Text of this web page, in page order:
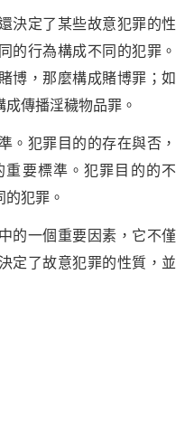
決定了某些故意犯罪的性
的行為構成不同的犯罪。
博，那麼構成賭博罪；如
傳播淫穢物品罪。
。犯罪目的的存在與否，
要標準。犯罪目的的不
犯罪。
的一個重要因素，它不僅
定了故意犯罪的性質，並